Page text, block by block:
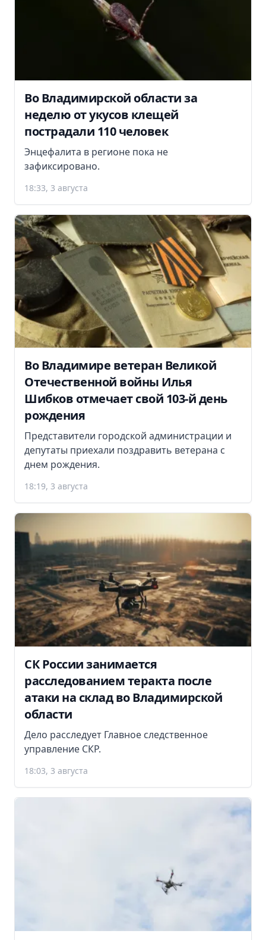
Во Владимирской области за
неделю от укусов клещей
пострадали 110 человек
Энцефалита в регионе пока не
зафиксировано.
18:33, 3 августа
Во Владимире ветеран Великой
Отечественной войны Илья
Шибков отмечает свой 103-й день
рождения
Представители городской администрации и
депутаты приехали поздравить ветерана с
днем рождения.
18:19, 3 августа
СК России занимается
расследованием теракта после
атаки на склад во Владимирской
области
Дело расследует Главное следственное
управление СКР.
18:03, 3 августа